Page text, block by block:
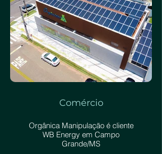
Comércio
Orgânica Manipulação é cliente
WB Energy em Campo
Grande/MS